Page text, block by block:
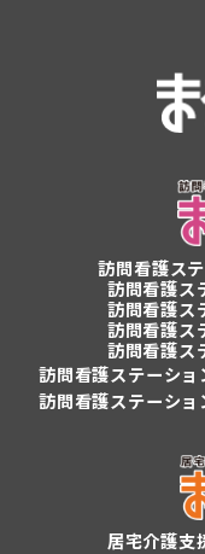
訪問看護ス
訪問看護ス
訪問看護ス
訪問看護ス
訪問看護ス
訪問看護ステーシ
訪問看護ステーシ
居宅介護支